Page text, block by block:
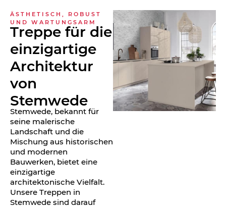
ÄSTHETISCH, ROBUST
UND WARTUNGSARM
Treppe für die
einzigartige
Architektur
von
Stemwede
Stemwede, bekannt für
seine malerische
Landschaft und die
Mischung aus historischen
und modernen
Bauwerken, bietet eine
einzigartige
architektonische Vielfalt.
Unsere Treppen in
Stemwede sind darauf